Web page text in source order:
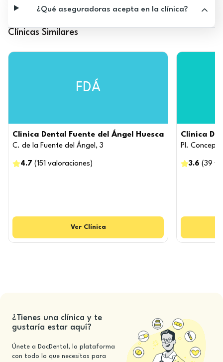
¿Qué aseguradoras acepta en la clínica?
Clínicas Similares
FDÁ
Clinica Dental Fuente del Ángel Huesca
C. de la Fuente del Ángel, 3
4.7 (151 valoraciones )
Ver Clínica
Clinica
Pl.
3.6 (39
¿Tienes una clínica y te
gustaría estar aquí?
Únete a DocDental, la plataforma
con todo lo que necesitas para